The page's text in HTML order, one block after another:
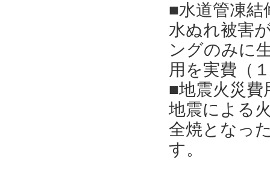
■水道管凍結
水ぬれ被害
ングのみに
用を実費（
■地震火災費
地震による
全焼となっ
す。